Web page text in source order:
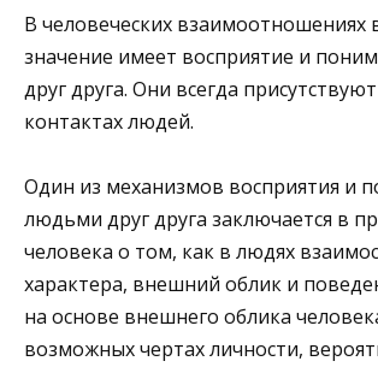
В человеческих взаимоотношениях
значение имеет восприятие и
друг друга. Они всегда
контактах людей.
Один из механизмов восприятия и
людьми друг друга заключается в
человека о том, как в людях
характера, внешний облик и
на основе внешнего облика
возможных чертах личности,